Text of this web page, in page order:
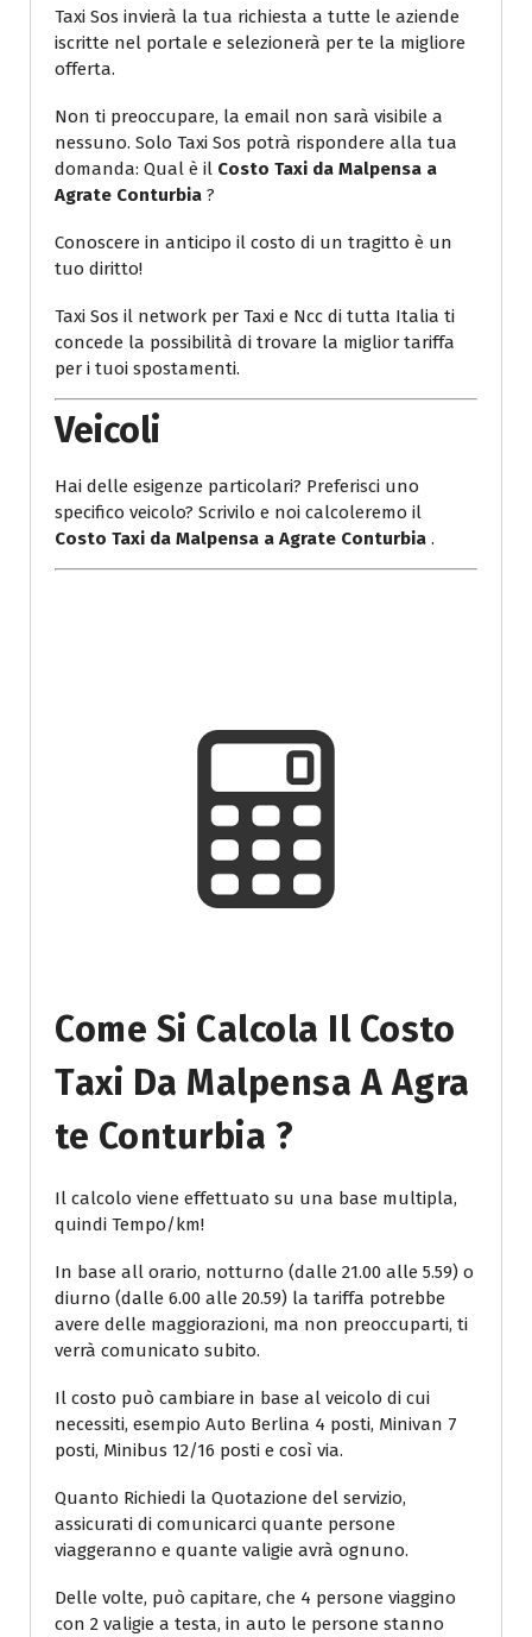
Taxi Sos invierà la tua richiesta a tutte le aziende
iscritte nel portale e selezionerà per te la migliore
offerta.
Non ti preoccupare, la email non sarà visibile a
nessuno. Solo Taxi Sos potrà rispondere alla tua
domanda: Qual è il Costo Taxi da Malpensa a
Agrate Conturbia ?
Conoscere in anticipo il costo di un tragitto è un
tuo diritto!
Taxi Sos il network per Taxi e Ncc di tutta Italia ti
concede la possibilità di trovare la miglior tariffa
per i tuoi spostamenti.
Veicoli
Hai delle esigenze particolari? Preferisci uno
specifico veicolo? Scrivilo e noi calcoleremo il
Costo Taxi da Malpensa a Agrate Conturbia .
Come Si Calcola Il Costo
Taxi Da Malpensa A Agra
Te Conturbia ?
Il calcolo viene effettuato su una base multipla,
quindi Tempo/km!
In base all orario, notturno (dalle 21.00 alle 5.59) o
diurno (dalle 6.00 alle 20.59) la tariffa potrebbe
avere delle maggiorazioni, ma non preoccuparti, ti
verrà comunicato subito.
Il costo può cambiare in base al veicolo di cui
necessiti, esempio Auto Berlina 4 posti, Minivan 7
posti, Minibus 12/16 posti e così via.
Quanto Richiedi la Quotazione del servizio,
assicurati di comunicarci quante persone
viaggeranno e quante valigie avrà ognuno.
Delle volte, può capitare, che 4 persone viaggino
con 2 valigie a testa, in auto le persone stanno